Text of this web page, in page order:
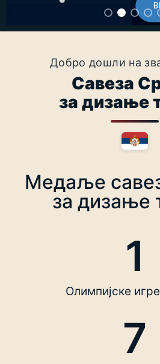
Добро дошли на
Савеза
за дизање
Медаље
за дизање
Олимпијске
1
7